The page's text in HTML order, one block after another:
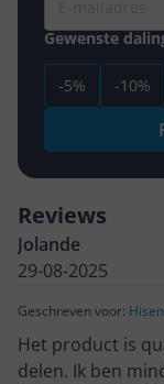
Gewenste
-5% -10%
Reviews
Jolande
29-08-2025
Geschreven voor:
Het product is
delen. Ik ben